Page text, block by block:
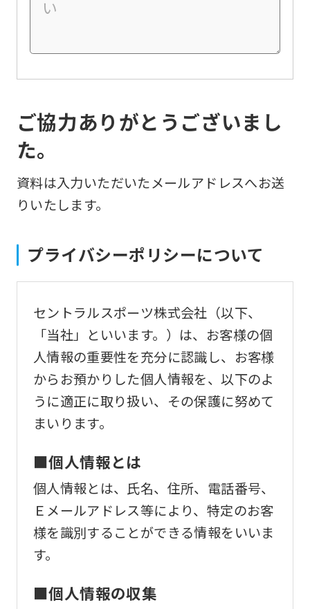
ご協力ありがとうございまし
た。
資料は入力いただいたメールアドレスへお送
りいたします。
プライバシーポリシーについて
セントラルスポーツ株式会社（以下、
「当社」といいます。）は、お客様の個
人情報の重要性を充分に認識し、お客様
からお預かりした個人情報を、以下のよ
うに適正に取り扱い、その保護に努めて
まいります。
■個人情報とは
個人情報とは、氏名、住所、電話番号、
Ｅメールアドレス等により、特定のお客
様を識別することができる情報をいいま
す。
■個人情報の収集